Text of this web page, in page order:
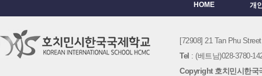
HOME 개
[72908] 21 Tan Phu
Tel : (베트남)028-3780-
Copyright 호치민시한국